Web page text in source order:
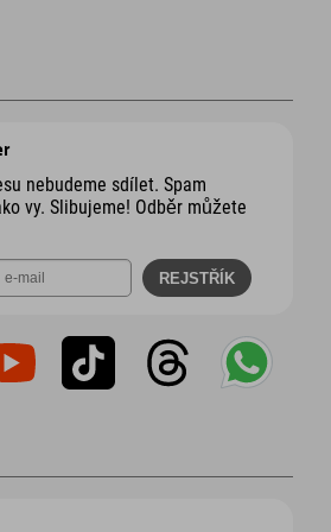
nebudeme sdílet. Spam
vy. Slibujeme! Odběr můžete